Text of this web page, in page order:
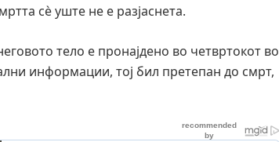
сè уште не е разјаснета.
тело е пронајдено во четвртокот во
информации, тој бил претепан до смрт,